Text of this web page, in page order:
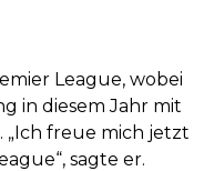
League, wobei
in diesem Jahr mit
freue mich jetzt
sagte er.